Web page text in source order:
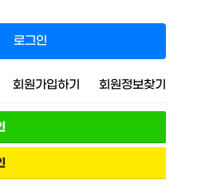
로그인
회원가입하기 회원정보찾기